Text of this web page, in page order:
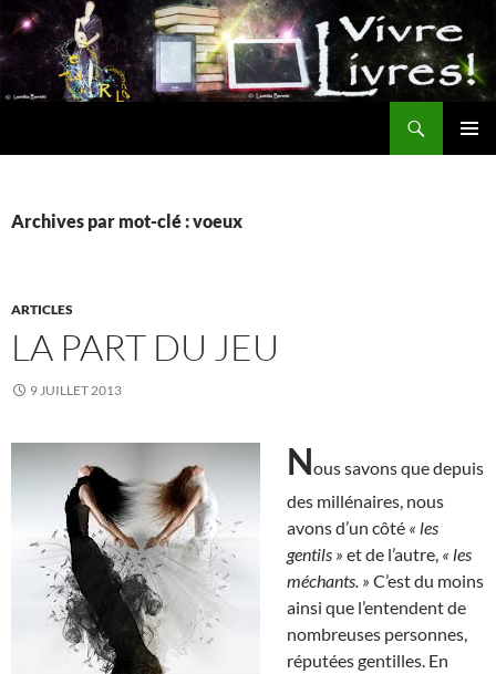
Aller
au
contenu
Archives par mot-clé : voeux
ARTICLES
LA PART DU JEU
9 JUILLET 2013
Nous savons que depuis
des millénaires, nous
avons d’un côté « les
gentils » et de l’autre, « les
méchants. » C’est du moins
ainsi que l’entendent de
nombreuses personnes,
réputées gentilles. En